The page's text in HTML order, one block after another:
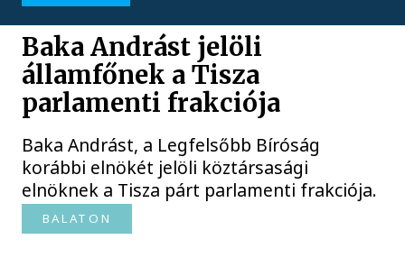
Baka Andrást jelöli
államfőnek a Tisza
parlamenti frakciója
Baka Andrást, a Legfelsőbb Bíróság
korábbi elnökét jelöli köztársasági
elnöknek a Tisza párt parlamenti frakciója.
BALATON